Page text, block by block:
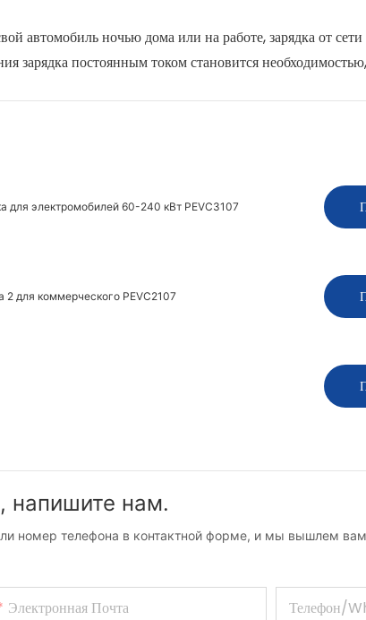
автомобиль ночью дома или на работе, зарядка от
зарядка постоянным током становится
для электромобилей 60-240 кВт PEVC3107
2 для коммерческого PEVC2107
напишите нам.
номер телефона в контактной форме, и мы вышлем
Электронная Почта Телефон/